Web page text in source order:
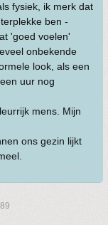
fysiek, ik merk dat
ben -
'goed voelen'
onbekende
look, als een
uur nog
mens. Mijn
ons gezin lijkt